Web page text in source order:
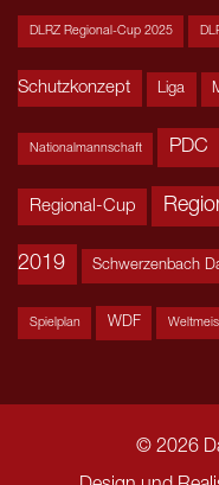
DLRZ Regional-Cup 2025
Schutzkonzept Liga
Nationalmannschaft PDC
Regional-Cup
2019 Schwerzenbach
Spielplan WDF
© 2026